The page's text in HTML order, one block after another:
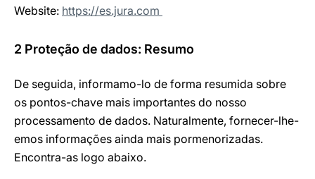
Website: https://es.jura.com
2 Proteção de dados: Resumo
De seguida, informamo-lo de forma resumida sobre
os pontos-chave mais importantes do nosso
processamento de dados. Naturalmente, fornecer-lhe-
emos informações ainda mais pormenorizadas.
Encontra-as logo abaixo.